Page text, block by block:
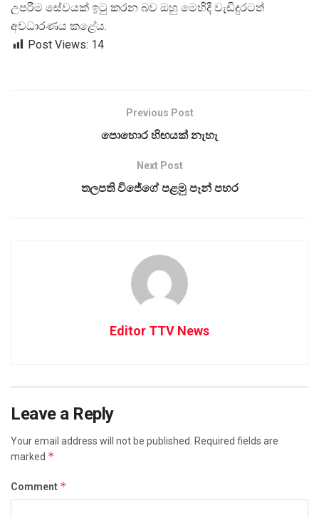
උපරිම සේවයක් ඉටු කරන බව ඔහු මෙහිදී වැඩිදුරටත්
අවධාරණය කළේය.
Post Views: 14
Previous Post
පොහොර හිඟයක් නැහැ
Next Post
තලපති විජේගේ පළමු පෑන් පහර
Editor TTV News
Leave a Reply
Your email address will not be published. Required fields are
marked *
Comment *